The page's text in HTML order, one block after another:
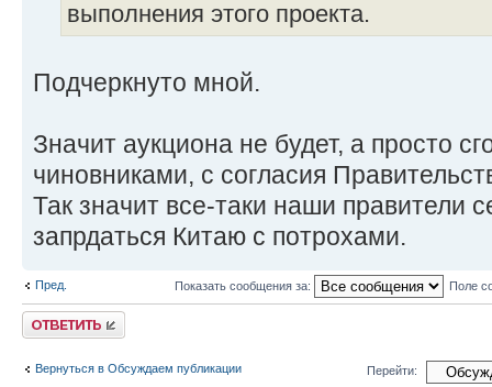
выполнения этого проекта.
Подчеркнуто мной.
Значит аукциона не будет, а просто
чиновниками, с согласия
Так значит все-таки наши правители
запрдаться Китаю с потрохами.
Пред. Показать сообщения за: Поле
Ответить
Вернуться в Обсуждаем публикации Перейти: